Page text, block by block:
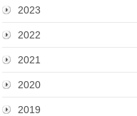
2023
2022
2021
2020
2019